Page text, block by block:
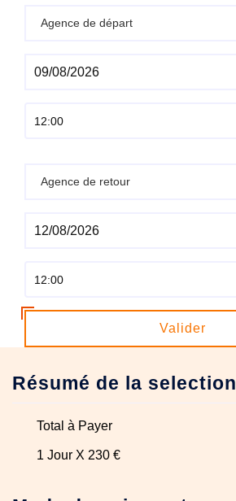
Agence de départ
Agence de retour
Valider
Résumé de la selection
Total à Payer
1 Jour X 230 €